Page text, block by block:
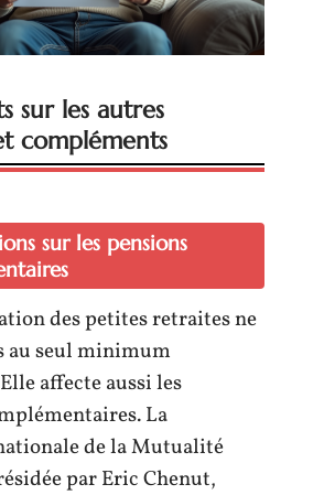
sur les autres
compléments
sur les pensions
des petites retraites ne
au seul minimum
affecte aussi les
La
de la Mutualité
par Eric Chenut,